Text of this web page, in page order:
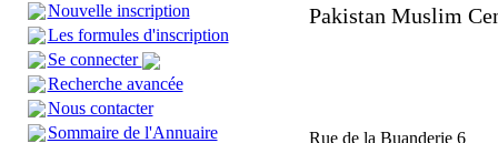
Nouvelle inscription
Les formules d'inscription
Se connecter
Recherche avancée
Nous contacter
Sommaire de l'Annuaire
Pakistan Muslim
Rue de la Buanderie 6